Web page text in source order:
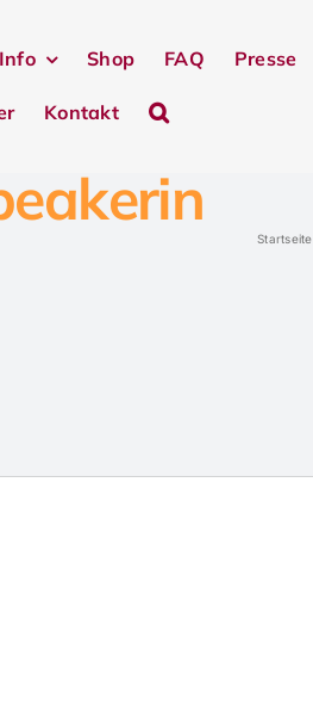
Info Shop FAQ Presse
Kontakt
Startseite